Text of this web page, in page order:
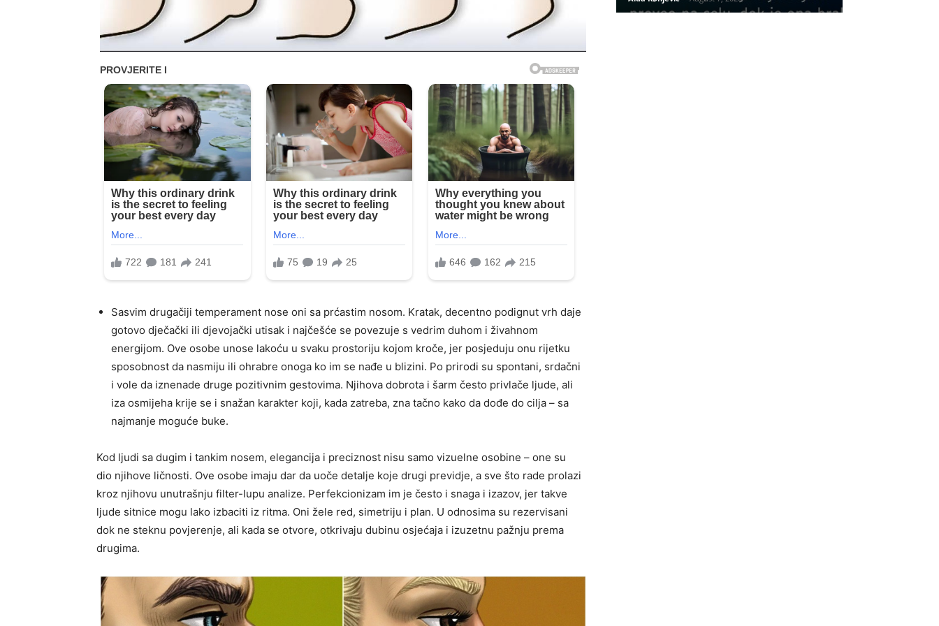
Sasvim drugačiji temperament nose oni sa prćastim nosom. Kratak, decentno podignut vrh daje
gotovo dječački ili djevojački utisak i najčešće se povezuje s vedrim duhom i živahnom
energijom. Ove osobe unose lakoću u svaku prostoriju kojom kroče, jer posjeduju onu rijetku
sposobnost da nasmiju ili ohrabre onoga ko im se nađe u blizini. Po prirodi su spontani, srdačni
i vole da iznenade druge pozitivnim gestovima. Njihova dobrota i šarm često privlače ljude, ali
iza osmijeha krije se i snažan karakter koji, kada zatreba, zna tačno kako da dođe do cilja – sa
najmanje moguće buke.
Kod ljudi sa dugim i tankim nosem, elegancija i preciznost nisu samo vizuelne osobine – one su
dio njihove ličnosti. Ove osobe imaju dar da uoče detalje koje drugi previdje, a sve što rade prolazi
kroz njihovu unutrašnju filter-lupu analize. Perfekcionizam im je često i snaga i izazov, jer takve
ljude sitnice mogu lako izbaciti iz ritma. Oni žele red, simetriju i plan. U odnosima su rezervisani
dok ne steknu povjerenje, ali kada se otvore, otkrivaju dubinu osjećaja i izuzetnu pažnju prema
drugima.